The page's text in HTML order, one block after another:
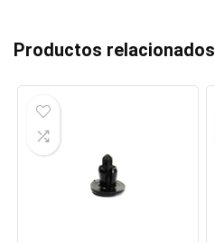
Productos relacionados